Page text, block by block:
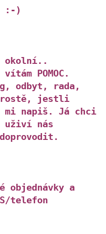
:-)
okolní..
POMOC.
odbyt, rada,
jestli
napiš. Já chci
nás
objednávky a
telefon